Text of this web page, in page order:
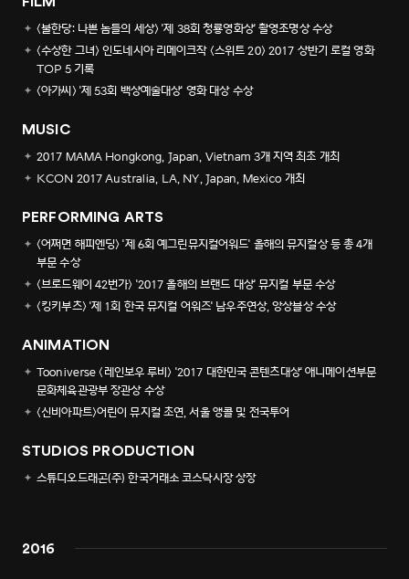
<불한당: 나쁜 놈들의 세상> '제 38회 청룡영화상' 촬영조명상 수상
<수상한 그녀> 인도네시아 리메이크작 <스위트 20> 2017 상반기 로컬 영화
TOP 5 기록
<아가씨> '제 53회 백상예술대상' 영화 대상 수상
MUSIC
2017 MAMA Hongkong, Japan, Vietnam 3개 지역 최초 개최
KCON 2017 Australia, LA, NY, Japan, Mexico 개최
PERFORMING ARTS
<어쩌면 해피엔딩> '제 6회 예그린뮤지컬어워드' 올해의 뮤지컬상 등 총 4개
부문 수상
<브로드웨이 42번가> '2017 올해의 브랜드 대상' 뮤지컬 부문 수상
<킹키부츠> '제 1회 한국 뮤지컬 어워즈' 남우주연상, 앙상블상 수상
ANIMATION
Tooniverse <레인보우 루비> '2017 대한민국 콘텐츠대상' 애니메이션부문
문화체육관광부 장관상 수상
<신비아파트>어린이 뮤지컬 초연, 서울 앵콜 및 전국투어
STUDIOS PRODUCTION
스튜디오드래곤(주) 한국거래소 코스닥시장 상장
2016